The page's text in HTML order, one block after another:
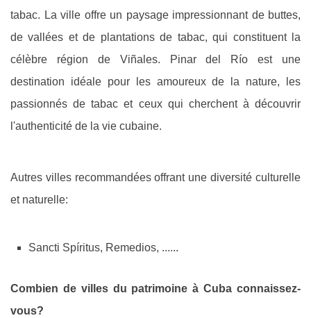
tabac. La ville offre un paysage impressionnant de buttes,
de vallées et de plantations de tabac, qui constituent la
célèbre région de Viñales. Pinar del Río est une
destination idéale pour les amoureux de la nature, les
passionnés de tabac et ceux qui cherchent à découvrir
l'authenticité de la vie cubaine.
Autres villes recommandées offrant une diversité culturelle
et naturelle:
Sancti Spíritus, Remedios, ......
Combien de villes du patrimoine à Cuba connaissez-
vous?